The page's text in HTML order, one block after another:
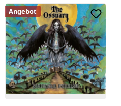
Angebot